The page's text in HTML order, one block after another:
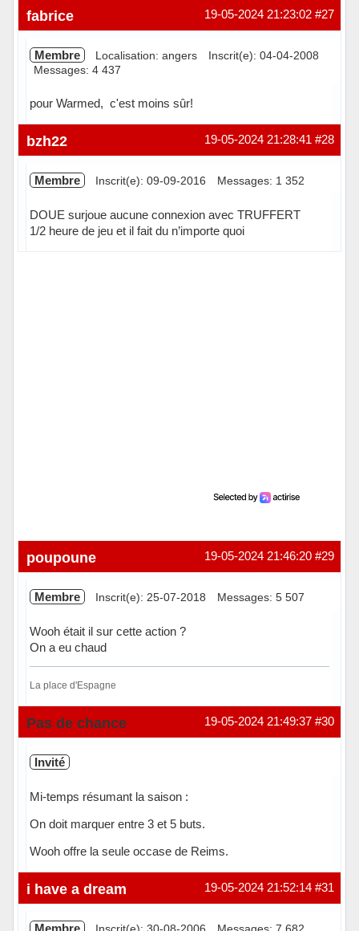
Hors ligne #27
19-05-2024 21:23:02
fabrice
Membre Localisation: angers
Inscrit(e): 04-04-2008
Messages: 4 437
pour Warmed, c'est moins sûr!
Hors ligne #28
19-05-2024 21:28:41
bzh22
Membre Inscrit(e): 09-09-2016 Messages: 1 352
DOUE surjoue aucune connexion avec TRUFFERT
1/2 heure de jeu et il fait du n’importe quoi
#29
19-05-2024 21:46:20
poupoune
Membre Inscrit(e): 25-07-2018 Messages: 5 507
Wooh était il sur cette action ?
On a eu chaud
La place d'Espagne
Hors ligne #30
19-05-2024 21:49:37
Pas de chance
Invité
Mi-temps résumant la saison :
On doit marquer entre 3 et 5 buts.
Wooh offre la seule occase de Reims.
#31
19-05-2024 21:52:14
i have a dream